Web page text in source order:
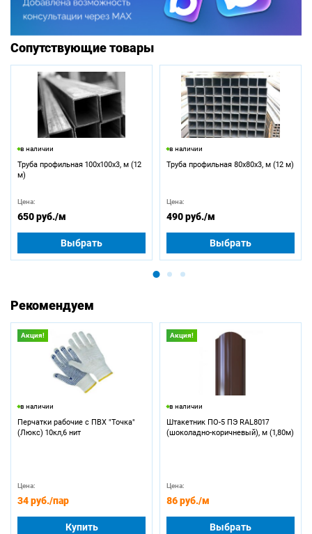
Сопутствующие товары
в наличии
Труба профильная 100х100х3, м (12
м)
Цена:
650 руб./м
Выбрать
в наличии
Труба профильная 80х80х3, м (12 м)
Цена:
490 руб./м
Выбрать
Рекомендуем
Акция!
в наличии
Перчатки рабочие с ПВХ "Точка"
(Люкс) 10кл,6 нит
Цена:
34 руб./пар
Купить
Акция!
в наличии
Штакетник ПО-5 ПЭ RAL8017
(шоколадно-коричневый), м (1,80м)
Цена:
86 руб./м
Выбрать